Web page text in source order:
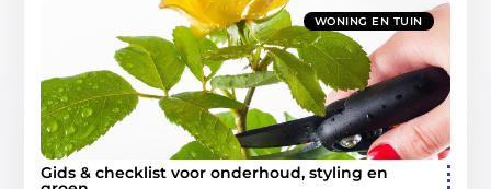
WONING EN TUIN
Gids & checklist voor onderhoud, styling en